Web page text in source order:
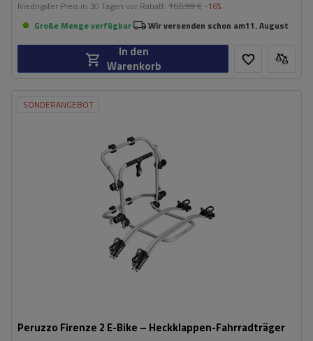
Niedrigster Preis in 30 Tagen vor Rabatt: 166,99 € -16%
Große Menge verfügbar
Wir versenden schon am11. August
In den
Warenkorb
SONDERANGEBOT
Peruzzo Firenze 2 E-Bike – Heckklappen-Fahrradträger
45 kg
kompatibel mit Elektrofahrrädern
Aluminiumkonstruktion